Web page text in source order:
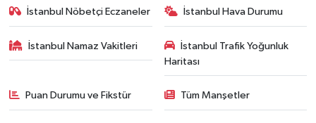
İstanbul Nöbetçi Eczaneler İstanbul Hava Durumu
İstanbul Namaz Vakitleri
İstanbul Trafik Yoğunluk
Haritası
Puan Durumu ve Fikstür Tüm Manşetler